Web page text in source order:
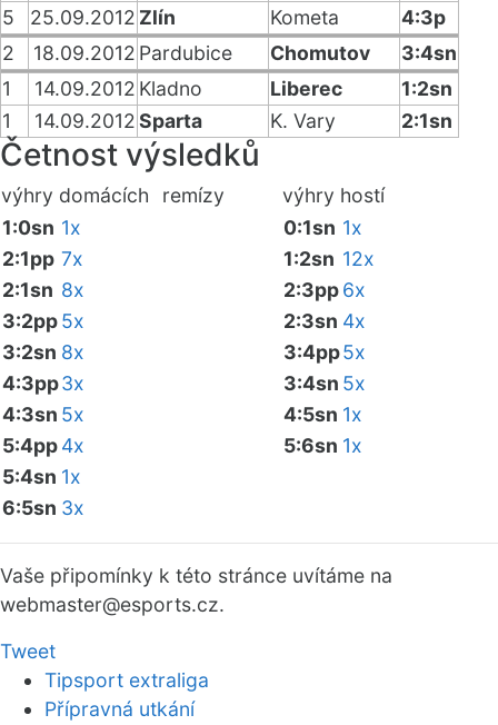
5
25.09.2012 Zlín Kometa
4:3p
2
18.09.2012 Pardubice Chomutov
3:4sn
1
14.09.2012 Kladno Liberec
1:2sn
1
14.09.2012Sparta K. Vary 2:1sn
Četnost výsledků
výhry domácích remízy výhry hostí
1:0sn 1x
2:1pp 7x
2:1sn 8x
3:2pp5x
3:2sn 8x
4:3pp3x
4:3sn 5x
5:4pp4x
5:4sn 1x
6:5sn 3x
0:1sn 1x
1:2sn 12x
2:3pp6x
2:3sn 4x
3:4pp5x
3:4sn 5x
4:5sn 1x
5:6sn 1x
Vaše připomínky k této stránce uvítáme na
webmaster@esports.cz.
Tweet
Tipsport extraliga
Přípravná utkání